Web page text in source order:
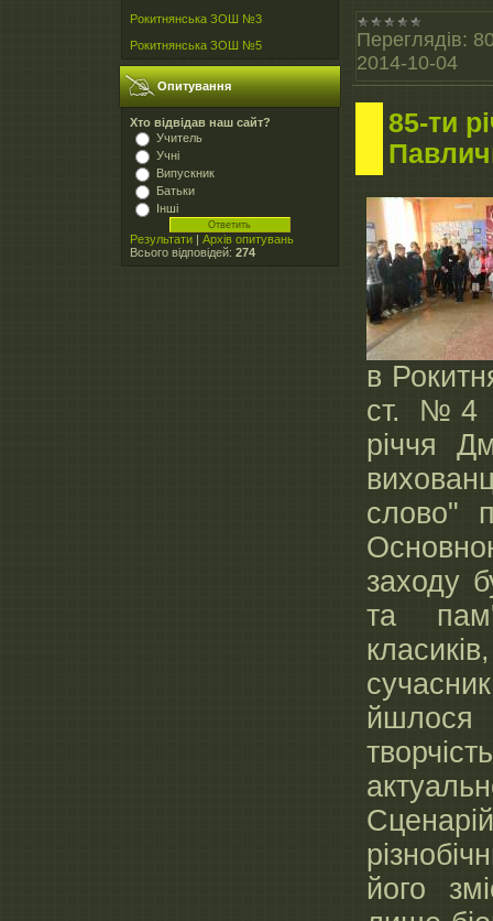
Рокитнянська ЗОШ №3
Рокитнянська ЗОШ №5
Опитування
Хто відвідав наш сайт?
Учитель
Учні
Випускник
Батьки
Інші
Результати | Архів опитувань
Всього відповідей: 274
Переглядів:
2014-10-04
85-ти
в
ст. №4
річчя
слово"
заходу
та
його